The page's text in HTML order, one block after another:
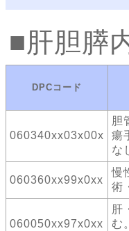
肝胆膵
DPCコード
060340xx03x00x
胆
瘍
な
060360xx99x0xx
慢
術
060050xx97x0xx
肝
む